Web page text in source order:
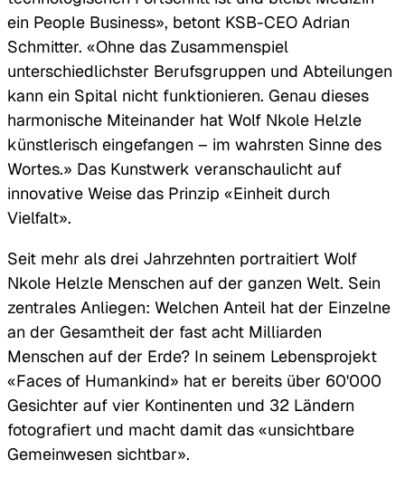
ein People Business», betont KSB-CEO Adrian
Schmitter. «Ohne das Zusammenspiel
unterschiedlichster Berufsgruppen und Abteilungen
kann ein Spital nicht funktionieren. Genau dieses
harmonische Miteinander hat Wolf Nkole Helzle
künstlerisch eingefangen – im wahrsten Sinne des
Wortes.» Das Kunstwerk veranschaulicht auf
innovative Weise das Prinzip «Einheit durch
Vielfalt».
Seit mehr als drei Jahrzehnten portraitiert Wolf
Nkole Helzle Menschen auf der ganzen Welt. Sein
zentrales Anliegen: Welchen Anteil hat der Einzelne
an der Gesamtheit der fast acht Milliarden
Menschen auf der Erde? In seinem Lebensprojekt
«Faces of Humankind» hat er bereits über 60'000
Gesichter auf vier Kontinenten und 32 Ländern
fotografiert und macht damit das «unsichtbare
Gemeinwesen sichtbar».